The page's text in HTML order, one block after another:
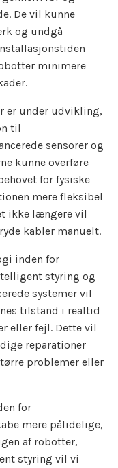
De vil kunne
og undgå
minimere
er under udvikling,
til
sensorer og
kunne overføre
for fysiske
mere fleksibel
ikke længere vil
kabler manuelt.
inden for
styring og
systemer vil
tilstand i realtid
eller fejl. Dette vil
reparationer
problemer eller
for
mere pålidelige,
af robotter,
styring vil vi